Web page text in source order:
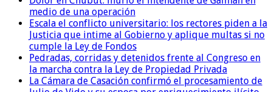
medio de una operación
Escala el conflicto universitario: los rectores piden a la
Justicia que intime al Gobierno y aplique multas si no
cumple la Ley de Fondos
Pedradas, corridas y detenidos frente al Congreso en
la marcha contra la Ley de Propiedad Privada
La Cámara de Casación confirmó el procesamiento de